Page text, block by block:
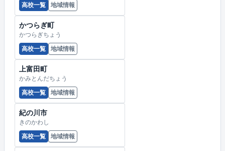
高校一覧
地域情報
かつらぎ町
かつらぎちょう
高校一覧
地域情報
上富田町
かみとんだちょう
高校一覧
地域情報
紀の川市
きのかわし
高校一覧
地域情報